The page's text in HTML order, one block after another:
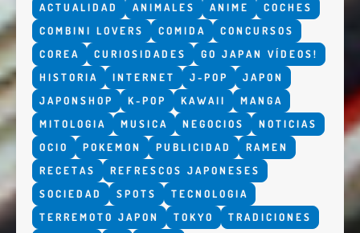
ACTUALIDAD ANIMALES ANIME
COCHES
COMBINI LOVERS
COMIDA
CONCURSOS
COREA
CURIOSIDADES
GO JAPAN VÍDEOS!
HISTORIA
INTERNET J-POP
JAPON
JAPONSHOP
K-POP KAWAII
MANGA
MITOLOGIA
MUSICA NEGOCIOS
NOTICIAS
OCIO
POKEMON PUBLICIDAD
RAMEN
RECETAS
REFRESCOS JAPONESES
SOCIEDAD
SPOTS
TECNOLOGIA
TERREMOTO JAPON
TOKYO
TRADICIONES